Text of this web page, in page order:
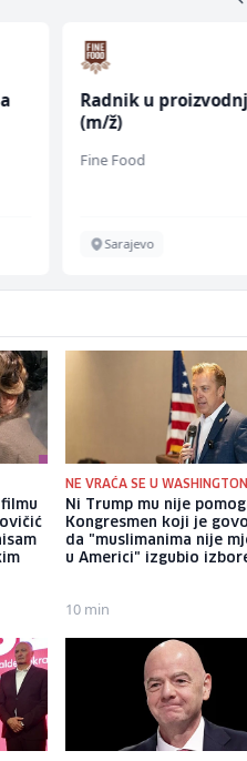
Radnik u
(m/ž)
Fine Food
Sarajevo
NE VRAĆA SE U WASHINGTON
Ni Trump mu nije
Kongresmen koji je
da "muslimanima nije
u Americi" izgubio
10 min